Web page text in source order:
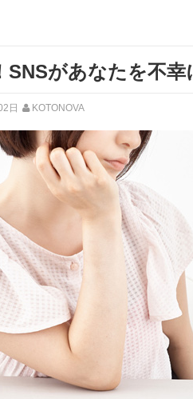
SNSがあなたを不幸
日 KOTONOVA